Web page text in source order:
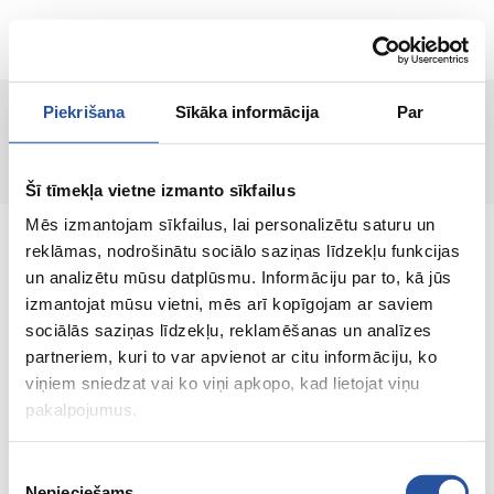
Piekrišana Sīkāka informācija Par
Šī tīmekļa vietne izmanto sīkfailus
Mēs izmantojam sīkfailus, lai personalizētu saturu un
reklāmas, nodrošinātu sociālo saziņas līdzekļu funkcijas
un analizētu mūsu datplūsmu. Informāciju par to, kā jūs
izmantojat mūsu vietni, mēs arī kopīgojam ar saviem
sociālās saziņas līdzekļu, reklamēšanas un analīzes
partneriem, kuri to var apvienot ar citu informāciju, ko
viņiem sniedzat vai ko viņi apkopo, kad lietojat viņu
pakalpojumus.
LT
Puslapis nerastas!
Internetinė parduotuvė su palankiomis
kainomis ir kokybiškomis prekėmis, kurioje
klientų pasitenkinimas yra mūsų pagrindinė
vertybė.
Viskas Tavo namams ir sodui!